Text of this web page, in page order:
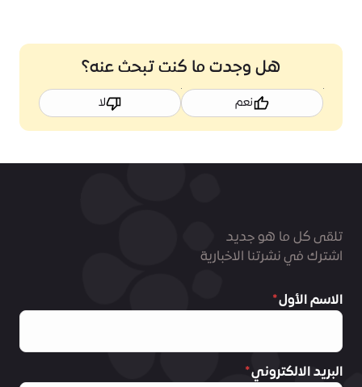
هل وجدت ما كنت تبحث عنه؟
نعم لا
تلقى كل ما هو جديد
اشترك في نشرتنا الاخبارية
الاسم الأول
البريد الالكتروني